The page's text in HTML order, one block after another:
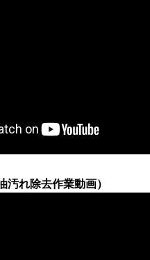
汚れ除去作業動画）